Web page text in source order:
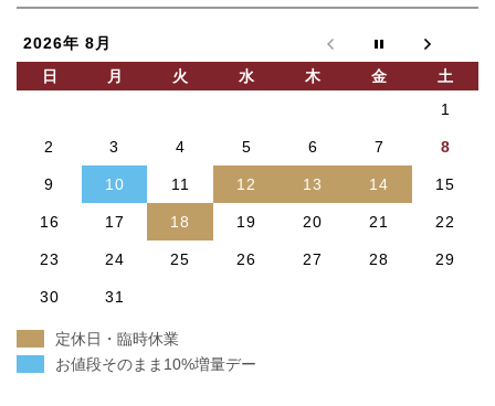
2026年 8月
日
月 火 水 木 金
土
1
2 3 4 5 6 7 8
9 10 11 12 13 14 15
16 17 18 19 20 21 22
23 24 25 26 27 28 29
30 31
定休日・臨時休業
お値段そのまま10%増量デー